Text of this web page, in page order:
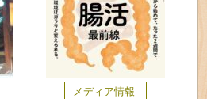
メディア情報